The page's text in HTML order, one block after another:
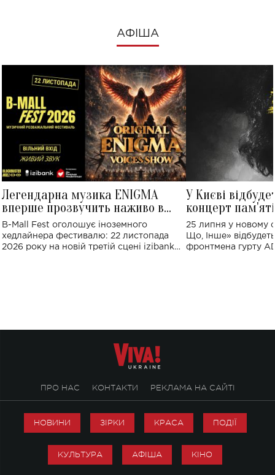
АФІША
Легендарна музика ENIGMA
вперше прозвучить наживо в
Україні: де відбудеться концерт
B-Mall Fest оголошує іноземного
хедлайнера фестивалю: 22 листопада
2026 року на новій третій сцені izibank
У Києві
концерт
Клименка:
виконають
25 липня у новому
Що, Інше»
фронтмена гурту
ПРО НАС КОНТАКТИ РЕКЛАМА НА САЙТІ
НОВИНИ ЗІРКИ КРАСА ПОДІЇ
КУЛЬТУРА АФІША КІНО